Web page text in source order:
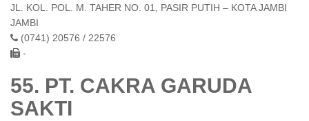
JL. KOL. POL. M. TAHER NO. 01, PASIR PUTIH – KOTA JAMBI
JAMBI
(0741) 20576 / 22576
-
55. PT. CAKRA GARUDA
SAKTI